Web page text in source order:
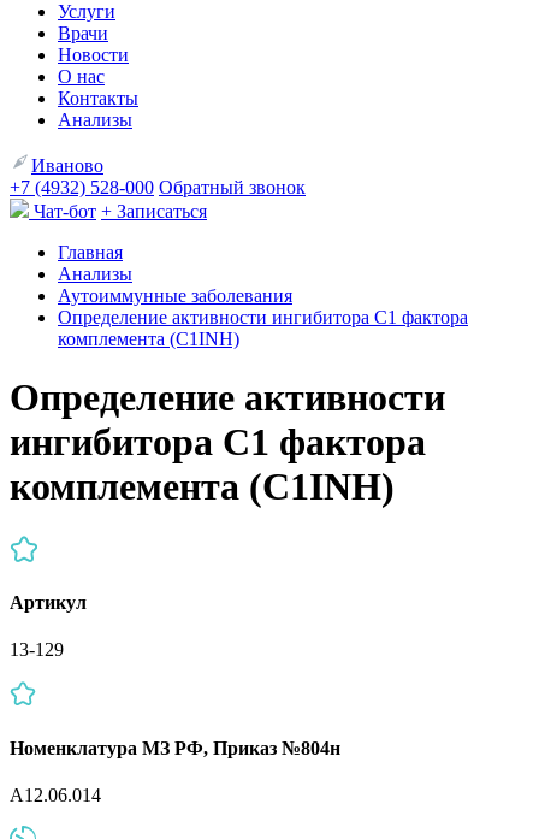
Услуги
Врачи
Новости
О нас
Контакты
Анализы
Иваново
+7 (4932) 528-000 Обратный звонок
Чат-бот + Записаться
Главная
Анализы
Аутоиммунные заболевания
Определение активности ингибитора С1 фактора
комплемента (C1INH)
Определение активности
ингибитора С1 фактора
комплемента (C1INH)
Артикул
13-129
Номенклатура МЗ РФ, Приказ №804н
A12.06.014